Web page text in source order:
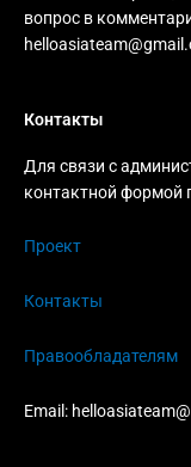
вопрос в
Контакты
Для связи с
контактной формой
Проект
Контакты
Правообладателям
Email: